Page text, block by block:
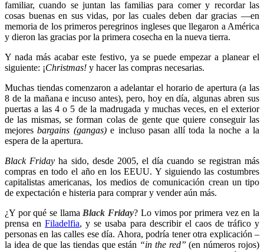
familiar, cuando se juntan las familias para comer y recordar las
cosas buenas en sus vidas, por las cuales deben dar gracias —en
memoria de los primeros peregrinos ingleses que llegaron a América
y dieron las gracias por la primera cosecha en la nueva tierra.
Y nada más acabar este festivo, ya se puede empezar a planear el
siguiente: ¡Christmas! y hacer las compras necesarias.
Muchas tiendas comenzaron a adelantar el horario de apertura (a las
8 de la mañana e incuso antes), pero, hoy endía, algunas abren sus
puertas a las 4 o 5 de la madrugada y muchas veces, en el exterior
de las mismas, se forman colas de gente que quiere conseguir las
mejoresbargains (gangas)e inclusopasan allí toda la noche a la
espera de la apertura.
Black Friday ha sido, desde 2005, el día cuando se registran más
compras en todo el año en los EEUU. Y siguiendo las costumbres
capitalistas americanas, los medios de comunicación crean un tipo
de expectación e histeria para comprar y vender aún más.
¿Y por qué se llama Black Friday? Lo vimos por primera vez en la
prensa enFiladelfia, y se usaba para describir el caos de tráfico y
personas en las calles ese día. Ahora, podría tener otra explicación –
la idea de que las tiendas que están “in the red”(en números rojos)